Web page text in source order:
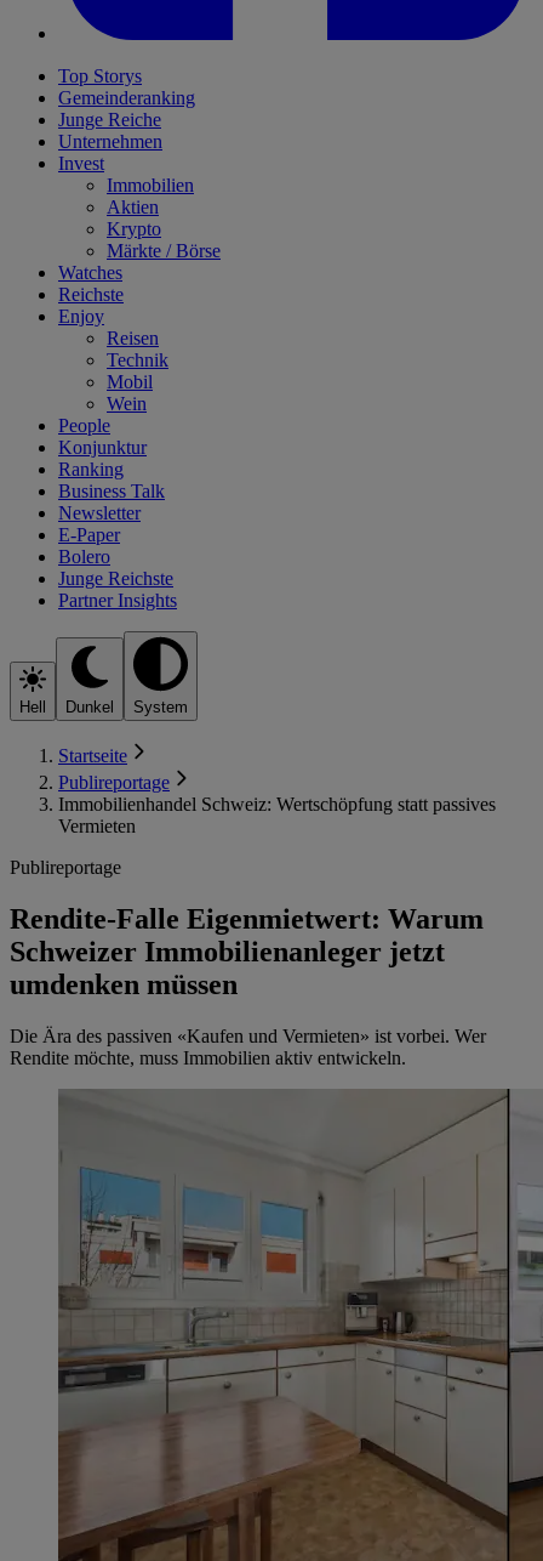
Top Storys
Gemeinderanking
Junge Reiche
Unternehmen
Invest
Immobilien
Aktien
Krypto
Märkte / Börse
Watches
Reichste
Enjoy
Reisen
Technik
Mobil
Wein
People
Konjunktur
Ranking
Business Talk
Newsletter
E-Paper
Bolero
Junge Reichste
Partner Insights
Hell Dunkel System
Startseite
Publireportage
Immobilienhandel Schweiz: Wertschöpfung statt passives
Vermieten
Publireportage
Rendite-Falle Eigenmietwert: Warum
Schweizer Immobilienanleger jetzt
umdenken müssen
Die Ära des passiven «Kaufen und Vermieten» ist vorbei. Wer
Rendite möchte, muss Immobilien aktiv entwickeln.